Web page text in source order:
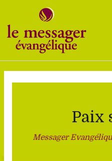
contenu
Paix
Messager